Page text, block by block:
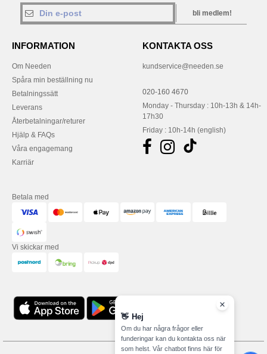
bli medlem!
INFORMATION
Om Needen
Spåra min beställning nu
Betalningssätt
Leverans
Återbetalningar/returer
Hjälp & FAQs
Våra engagemang
Karriär
KONTAKTA OSS
kundservice@needen.se
020-160 4670
Monday - Thursday : 10h-13h & 14h-
17h30
Friday : 10h-14h (english)
Betala med
Vi skickar med
👋 Hej
Om du har några frågor eller
funderingar kan du kontakta oss när
som helst. Vår chatbot finns här för